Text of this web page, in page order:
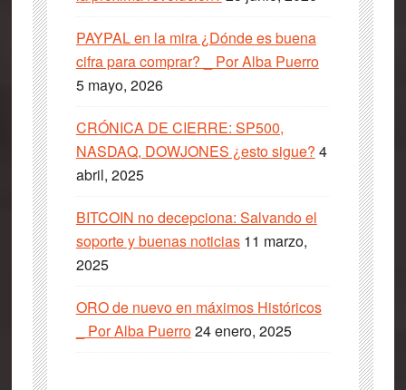
PAYPAL en la mira ¿Dónde es buena
cifra para comprar? _ Por Alba Puerro
5 mayo, 2026
CRÓNICA DE CIERRE: SP500,
NASDAQ, DOWJONES ¿esto sigue? 4
abril, 2025
BITCOIN no decepciona: Salvando el
soporte y buenas noticias 11 marzo,
2025
ORO de nuevo en máximos Históricos
_ Por Alba Puerro24 enero, 2025